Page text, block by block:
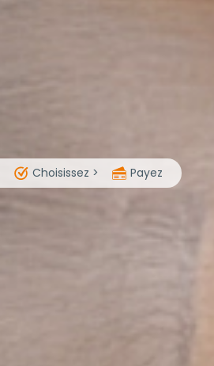
Choisissez > Payez